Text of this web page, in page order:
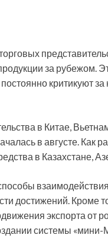
за рубежом.
критикуютза
в Китае,
в августе. Как
в Казахстане,
достижений. Кроме
экспорта от
системы